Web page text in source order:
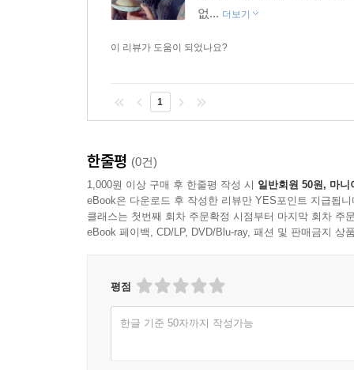
없... 더보기
이 리뷰가 도움이 되었나요?
1
한줄평 (0건)
1,000원 이상 구매 후 한줄평 작성 시 일반회원 50원, 마니
eBook은 다운로드 후 작성한 리뷰만 YES포인트 지급됩니
클래스는 첫번째 회차 주문확정 시점부터 마지막 회차 주
eBook 페이백, CD/LP, DVD/Blu-ray, 패션 및 판매금지 상
평점
한글 기준 50자까지 작성가능